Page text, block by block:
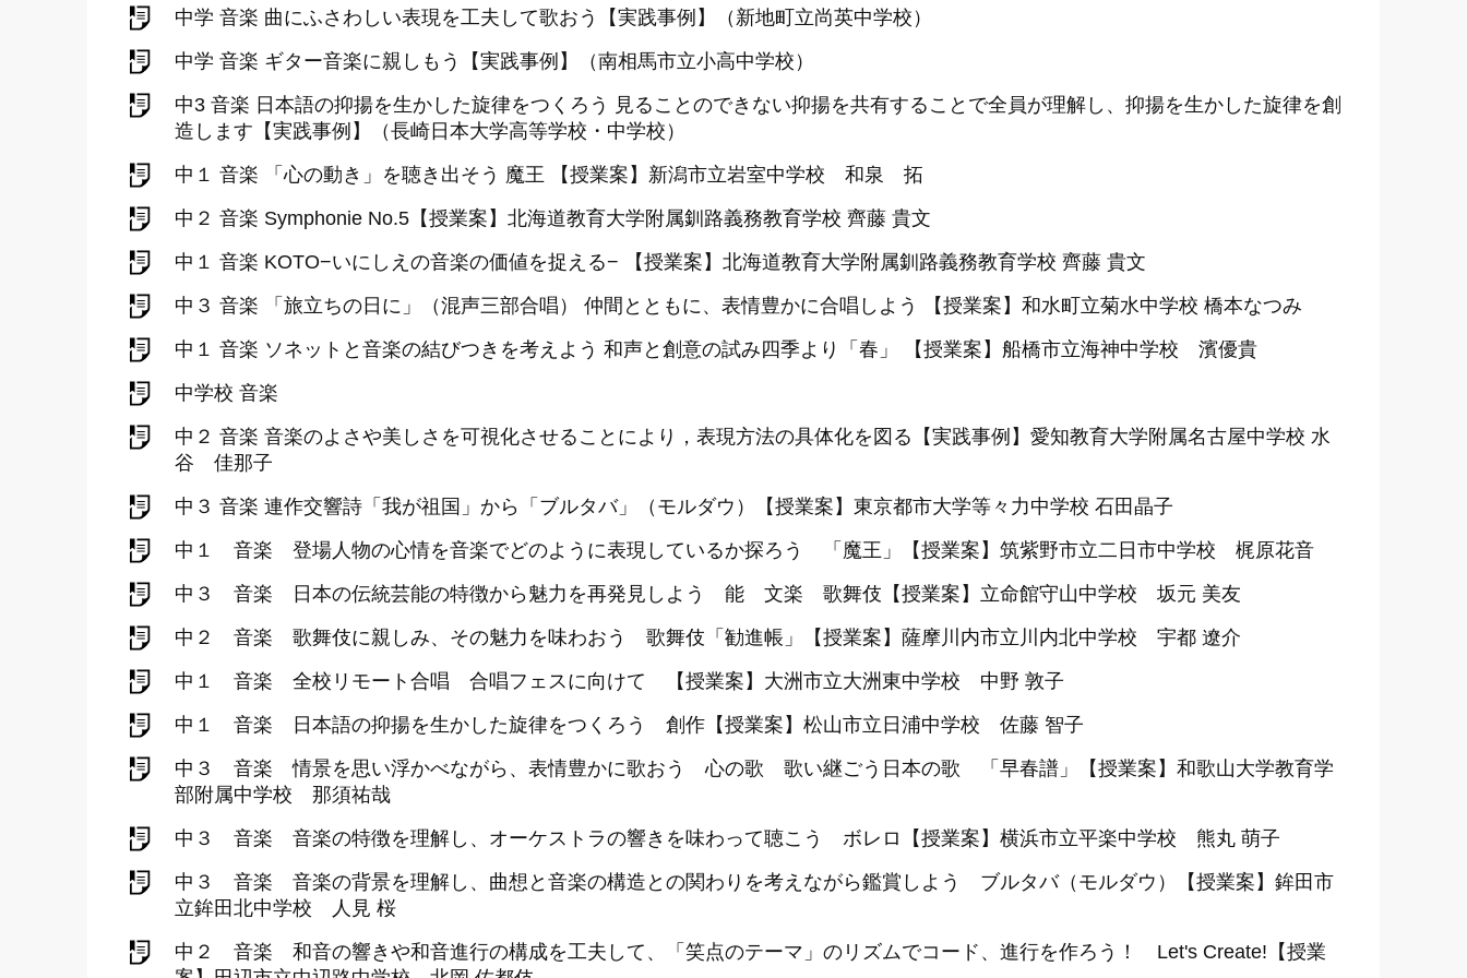
中学 音楽 曲にふさわしい表現を工夫して歌おう【実践事例】（新地町立尚英中学校）
中学 音楽 ギター音楽に親しもう【実践事例】（南相馬市立小高中学校）
中3 音楽 日本語の抑揚を生かした旋律をつくろう 見ることのできない抑揚を共有することで全員が理解し、抑揚を生かした旋律を創
造します【実践事例】（長崎日本大学高等学校・中学校）
中１ 音楽 「心の動き」を聴き出そう 魔王 【授業案】新潟市立岩室中学校 和泉 拓
中２ 音楽 Symphonie No.5【授業案】北海道教育大学附属釧路義務教育学校 齊藤 貴文
中１ 音楽 KOTO−いにしえの音楽の価値を捉える− 【授業案】北海道教育大学附属釧路義務教育学校 齊藤 貴文
中３ 音楽 「旅立ちの日に」（混声三部合唱） 仲間とともに、表情豊かに合唱しよう 【授業案】和水町立菊水中学校 橋本なつみ
中１ 音楽 ソネットと音楽の結びつきを考えよう 和声と創意の試み四季より「春」 【授業案】船橋市立海神中学校 濱優貴
中学校 音楽
中２ 音楽 音楽のよさや美しさを可視化させることにより，表現方法の具体化を図る【実践事例】愛知教育大学附属名古屋中学校 水
谷 佳那子
中３ 音楽 連作交響詩「我が祖国」から「ブルタバ」（モルダウ）【授業案】東京都市大学等々力中学校 石田晶子
中１ 音楽 登場人物の心情を音楽でどのように表現しているか探ろう 「魔王」【授業案】筑紫野市立二日市中学校 梶原花音
中３ 音楽 日本の伝統芸能の特徴から魅力を再発見しよう 能 文楽 歌舞伎【授業案】立命館守山中学校 坂元 美友
中２ 音楽 歌舞伎に親しみ、その魅力を味わおう 歌舞伎「勧進帳」【授業案】薩摩川内市立川内北中学校 宇都 遼介
中１ 音楽 全校リモート合唱 合唱フェスに向けて 【授業案】大洲市立大洲東中学校 中野 敦子
中１ 音楽 日本語の抑揚を生かした旋律をつくろう 創作【授業案】松山市立日浦中学校 佐藤 智子
中３ 音楽 情景を思い浮かべながら、表情豊かに歌おう 心の歌 歌い継ごう日本の歌 「早春譜」【授業案】和歌山大学教育学
部附属中学校 那須祐哉
中３ 音楽 音楽の特徴を理解し、オーケストラの響きを味わって聴こう ボレロ【授業案】横浜市立平楽中学校 熊丸 萌子
中３ 音楽 音楽の背景を理解し、曲想と音楽の構造との関わりを考えながら鑑賞しよう ブルタバ（モルダウ）【授業案】鉾田市
立鉾田北中学校 人見 桜
中２ 音楽 和音の響きや和音進行の構成を工夫して、「笑点のテーマ」のリズムでコード、進行を作ろう！ Let's Create!【授業